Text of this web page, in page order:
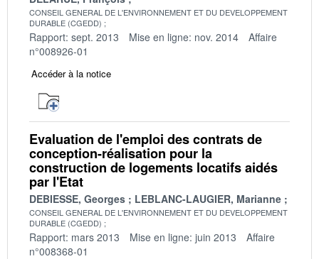
CONSEIL GENERAL DE L'ENVIRONNEMENT ET DU DEVELOPPEMENT
DURABLE (CGEDD)
Rapport: sept. 2013 Mise en ligne: nov. 2014
Affaire
n°008926-01
Accéder à la notice
Evaluation de l'emploi des contrats de
conception-réalisation pour la
construction de logements locatifs aidés
par l'Etat
DEBIESSE, Georges LEBLANC-LAUGIER, Marianne
CONSEIL GENERAL DE L'ENVIRONNEMENT ET DU DEVELOPPEMENT
DURABLE (CGEDD)
Rapport: mars 2013 Mise en ligne: juin 2013
Affaire
n°008368-01